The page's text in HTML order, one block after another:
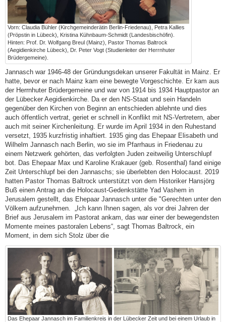
Vorn: Claudia Bühler (Kirchgemeinderätin Berlin-Friedenau), Petra Kallies
(Pröpstin in Lübeck), Kristina Kühnbaum-Schmidt (Landesbischöfin).
Hinten: Prof. Dr. Wolfgang Breul (Mainz), Pastor Thomas Baltrock
(Aegidienkirche Lübeck), Dr. Peter Vogt (Studienleiter der Herrnhuter
Brüdergemeine).
Jannasch war 1946-48 der Gründungsdekan unserer Fakultät in Mainz. Er
hatte, bevor er nach Mainz kam eine bewegte Vorgeschichte. Er kam aus
der Herrnhuter Brüdergemeine und war von 1914 bis 1934 Hauptpastor an
der Lübecker Aegidienkirche. Da er den NS-Staat und sein Handeln
gegenüber den Kirchen von Beginn an entschieden ablehnte und dies
auch öffentlich vertrat, geriet er schnell in Konflikt mit NS-Vertretern, aber
auch mit seiner Kirchenleitung. Er wurde im April 1934 in den Ruhestand
versetzt, 1935 kurzfristig inhaftiert. 1935 ging das Ehepaar Elisabeth und
Wilhelm Jannasch nach Berlin, wo sie im Pfarrhaus in Friedenau zu
einem Netzwerk gehörten, das verfolgten Juden zeitweilig Unterschlupf
bot. Das Ehepaar Max und Karoline Krakauer (geb. Rosenthal) fand einige
Zeit Unterschlupf bei den Jannaschs; sie überlebten den Holocaust. 2019
hatten Pastor Thomas Baltrock unterstützt von dem Historiker Hansjörg
Buß einen Antrag an die Holocaust-Gedenkstätte Yad Vashem in
Jerusalem gestellt, das Ehepaar Jannasch unter die "Gerechten unter den
Völkern aufzunehmen. „Ich kann Ihnen sagen, als vor drei Jahren der
Brief aus Jerusalem im Pastorat ankam, das war einer der bewegendsten
Momente meines pastoralen Lebens“, sagt Thomas Baltrock, ein
Moment, in dem sich Stolz über die
Das Ehepaar Jannasch im Familienkreis in der Lübecker Zeit und bei einem Urlaub in